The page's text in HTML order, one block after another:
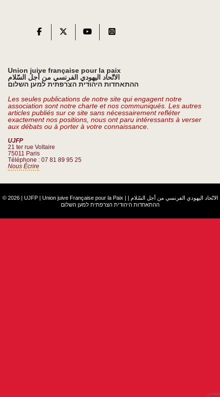
Union juive française pour la paix
الاتّحاد اليهودي الفرنسي من أجل السّلام
ההתאחדות היהודית הצרפתית למען השלום
Les seules publications de notre site qui engagent notre
association sont notre charte et nos communiqués. Les autres
articles publiés sur ce site sans nécessairement refléter
exactement nos positions, nous ont paru intéressants à verser
aux débats ou à porter à votre connaissance.
UJFP
21 ter rue Voltaire
75011 Paris
Téléphone : 07 81 89 95 25
Nous Écrire
© 2026 | UJFP | Union juive Française pour la Paix | الاتّحاد اليهودي الفرنسي من أجل السّلام |
ההתאחדות היהודית הצרפתית למען השלום